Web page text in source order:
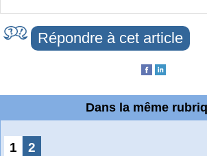
Répondre à cet article
Dans la même
1 2